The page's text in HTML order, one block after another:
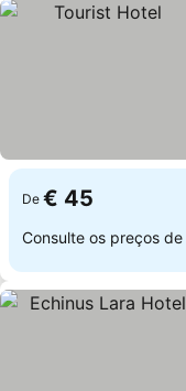
De € 45
Consulte os preços de